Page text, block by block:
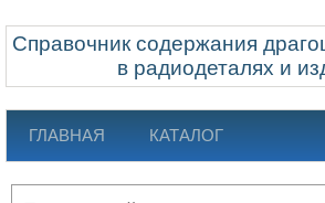
Справочник содержания
в радиодеталях и
ГЛАВНАЯ КАТАЛОГ